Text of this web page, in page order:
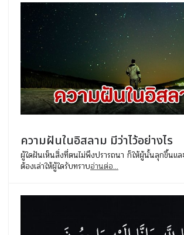
ความฝันในอิสลาม มีว่าไว้อย่างไร
ผู้ใดฝันเห็นสิ่งที่ตนไม่พึงปรารถนา ก็ให้ผู้นั้นลุกขึ้นแล
ต้องเล่าให้ผู้ใดรับทราบอ่านต่อ...